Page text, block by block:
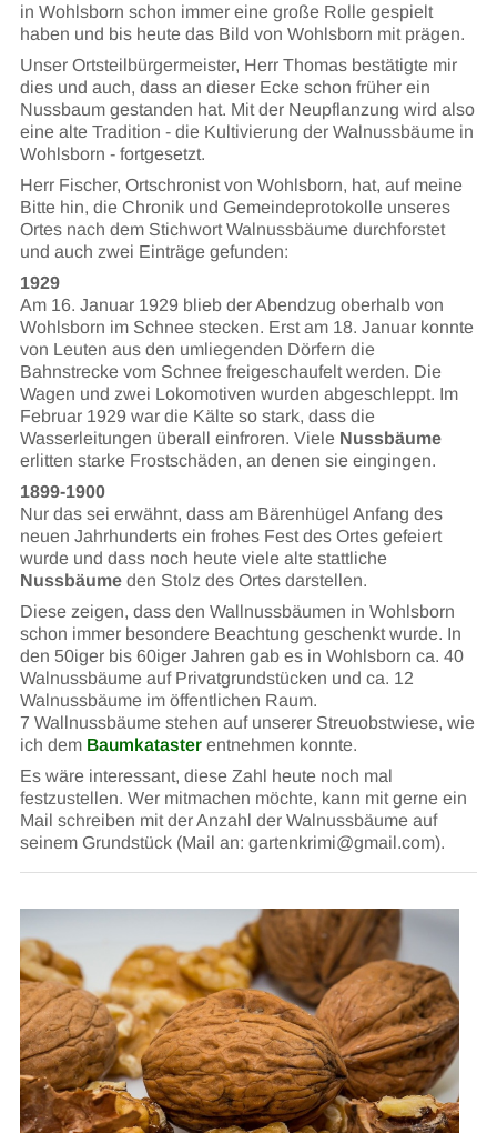
in Wohlsborn schon immer eine große Rolle gespielt
haben und bis heute das Bild von Wohlsborn mit prägen.
Unser Ortsteilbürgermeister, Herr Thomas bestätigte mir
dies und auch, dass an dieser Ecke schon früher ein
Nussbaum gestanden hat. Mit der Neupflanzung wird also
eine alte Tradition - die Kultivierung der Walnussbäume in
Wohlsborn - fortgesetzt.
Herr Fischer, Ortschronist von Wohlsborn, hat, auf meine
Bitte hin, die Chronik und Gemeindeprotokolle unseres
Ortes nach dem Stichwort Walnussbäume durchforstet
und auch zwei Einträge gefunden:
1929
Am 16. Januar 1929 blieb der Abendzug oberhalb von
Wohlsborn im Schnee stecken. Erst am 18. Januar konnte
von Leuten aus den umliegenden Dörfern die
Bahnstrecke vom Schnee freigeschaufelt werden. Die
Wagen und zwei Lokomotiven wurden abgeschleppt. Im
Februar 1929 war die Kälte so stark, dass die
Wasserleitungen überall einfroren. Viele Nussbäume
erlitten starke Frostschäden, an denen sie eingingen.
1899-1900
Nur das sei erwähnt, dass am Bärenhügel Anfang des
neuen Jahrhunderts ein frohes Fest des Ortes gefeiert
wurde und dass noch heute viele alte stattliche
Nussbäumeden Stolz des Ortes darstellen.
Diese zeigen, dass den Wallnussbäumen in Wohlsborn
schon immer besondere Beachtung geschenkt wurde. In
den 50iger bis 60iger Jahren gab es in Wohlsborn ca. 40
Walnussbäume auf Privatgrundstücken und ca. 12
Walnussbäume im öffentlichen Raum.
7 Wallnussbäume stehen auf unserer Streuobstwiese, wie
ich dem Baumkatasterentnehmen konnte.
Es wäre interessant, diese Zahl heute noch mal
festzustellen. Wer mitmachen möchte, kann mit gerne ein
Mail schreiben mit der Anzahl der Walnussbäume auf
seinem Grundstück (Mail an: gartenkrimi@gmail.com).